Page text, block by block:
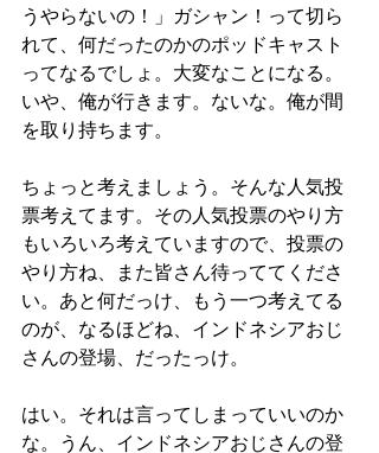
うやらないの！」ガシャン！って切ら
れて、何だったのかのポッドキャスト
ってなるでしょ。大変なことになる。
いや、俺が行きます。ないな。俺が間
を取り持ちます。
ちょっと考えましょう。そんな人気投
票考えてます。その人気投票のやり方
もいろいろ考えていますので、投票の
やり方ね、また皆さん待っててくださ
い。あと何だっけ、もう一つ考えてる
のが、なるほどね、インドネシアおじ
さんの登場、だったっけ。
はい。それは言ってしまっていいのか
な。うん、インドネシアおじさんの登